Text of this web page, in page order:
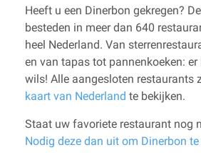
Heeft u een Dinerbon gekregen?
besteden in meer dan 640
heel Nederland. Van
en van tapas tot pannenkoeken:
wils! Alle aangesloten restaurants
kaart van Nederland te bekijken.
Staat uw favoriete restaurant nog
Nodig deze dan uit om Dinerbon